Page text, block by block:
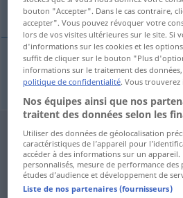
Interpretation
Interpretationf interpretace
bouton "Accepter". Dans le cas contraire,
accepter". Vous pouvez révoquer votre
lors de vos visites ultérieures sur le site. Si
d'informations sur les cookies et les
suffit de cliquer sur le bouton "Plus
informations sur le traitement des
politique de confidentialité. Vous trouverez
Nos équipes ainsi que nos
traitent des données selon les
Utiliser des données de géolocalisation
caractéristiques de l’appareil pour
accéder à des informations sur un appareil.
personnalisés, mesure de performance
études d’audience et développement de
Liste de nos partenaires (fournisseurs)